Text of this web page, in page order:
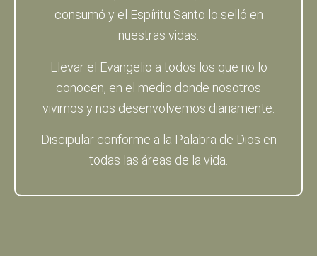
consumó y el Espíritu Santo lo selló en
nuestras vidas.
Llevar el Evangelio a todos los que no lo
conocen, en el medio donde nosotros
vivimos y nos desenvolvemos diariamente.
Discipular conforme a la Palabra de Dios en
todas las áreas de la vida.